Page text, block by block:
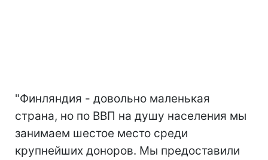
"Финляндия - довольно маленькая
страна, но по ВВП на душу населения мы
занимаем шестое место среди
крупнейших доноров. Мы предоставили